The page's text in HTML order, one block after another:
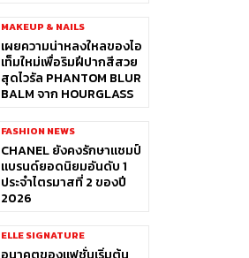
MAKEUP & NAILS
เผยความน่าหลงใหลของไอ
เท็มใหม่เพื่อริมฝีปากสีสวย
สุดไวรัล PHANTOM BLUR
BALM จาก HOURGLASS
FASHION NEWS
CHANEL ยังคงรักษาแชมป์
แบรนด์ยอดนิยมอันดับ 1
ประจำไตรมาสที่ 2 ของปี
2026
ELLE SIGNATURE